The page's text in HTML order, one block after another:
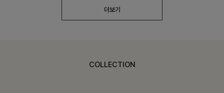
더보기
COLLECTION